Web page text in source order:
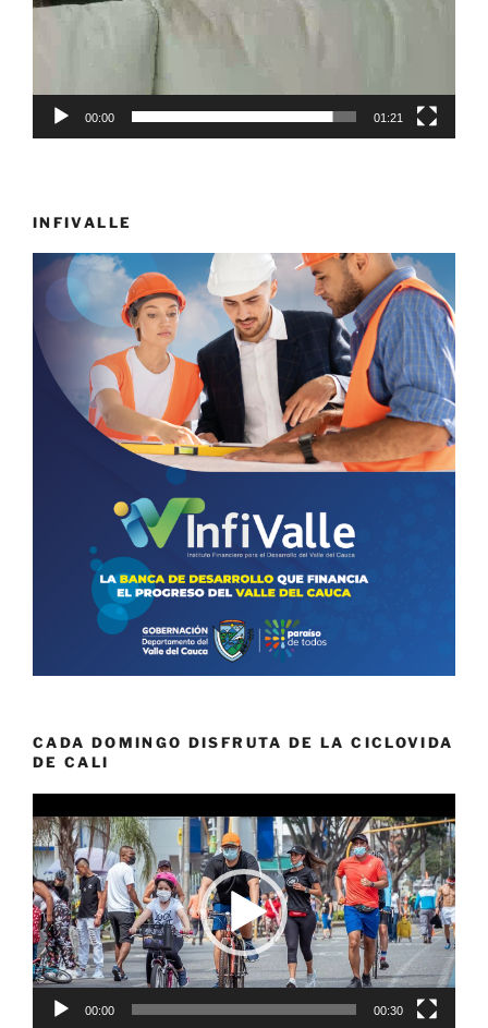
00:00 01:21
INFIVALLE
CADA DOMINGO DISFRUTA DE LA CICLOVIDA
DE CALI
de
vídeo
00:00 00:30